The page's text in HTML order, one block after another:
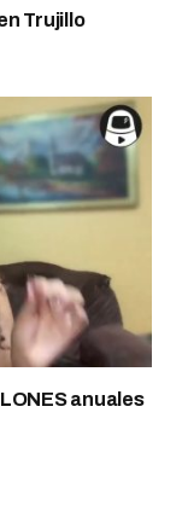
Trujillo
anuales